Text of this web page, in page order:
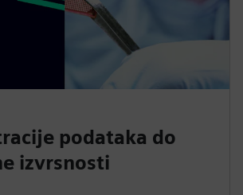
podataka do
izvrsnosti